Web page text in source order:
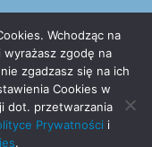
MENU
stronie należą do
że podano
Wchodząc na
zgodę na
zgadzasz się na ich
Cookies w
dot. przetwarzania
Prywatności i
.